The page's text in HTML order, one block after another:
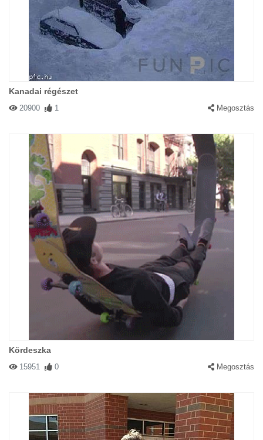
Kanadai régészet
20900 1 Megosztás
Kördeszka
15951 0 Megosztás